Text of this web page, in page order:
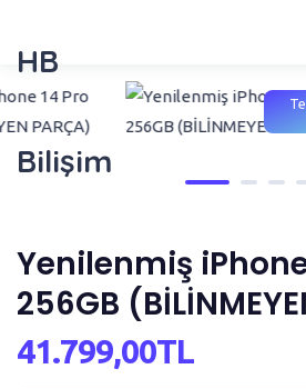
HB
Bilişim
Yenilenmiş
256GB
41.799,00TL